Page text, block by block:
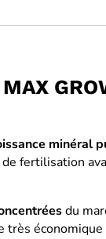
MAX
minéral
fertilisation
du